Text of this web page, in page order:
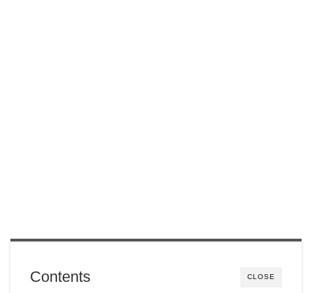
CLOSE
Contents